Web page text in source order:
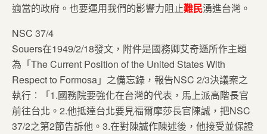
適當的政府。也要運用我們的影響力阻止難民湧進台灣。
NSC 37/4
Souers在1949/2/18發文，附件是國務卿艾奇遜所作主題
為「The Current Position of the United States With
Respect to Formosa」之備忘錄，報告NSC 2/3決議案之
執行︰「1.國務院要強化在台灣的代表，馬上派高階長官
前往台北。2.他抵達台北要見福爾摩莎長官陳誠，把NSC
37/2之第2節告訴他。3.在對陳誠作陳述後，他接受並保證